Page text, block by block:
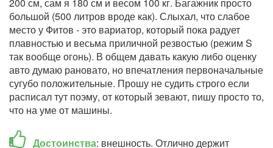
большой (500 литров вроде как). Слыхал, что слабое
место у Фитов - это вариатор, который пока радует
плавностью и весьма приличной резвостью (режим S
так вообще огонь). В общем давать какую либо оценку
авто думаю рановато, но впечатления первоначальные
сугубо положительные. Прошу не судить строго если
расписал тут поэму, от который зевают, пишу просто то,
что на уме от машины.
Достоинства: внешность. Отлично держит